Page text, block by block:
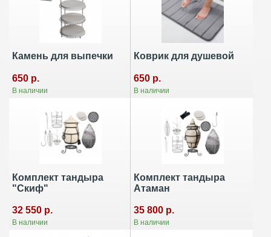
Камень для выпечки
650 р.
В наличии
Коврик для душевой
650 р.
В наличии
Комплект тандыра
"Скиф"
32 550 р.
В наличии
Комплект тандыра
Атаман
35 800 р.
В наличии